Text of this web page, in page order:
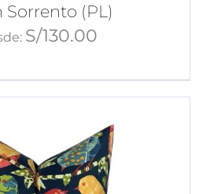
Sorrento (PL)
S/130.00